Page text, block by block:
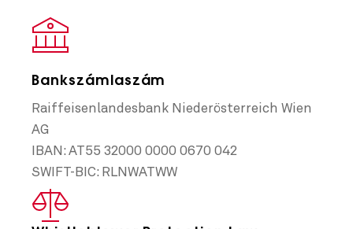
Bankszámlaszám
Raiffeisenlandesbank Niederösterreich Wien
AG
IBAN: AT55 32000 0000 0670 042
SWIFT-BIC: RLNWATWW